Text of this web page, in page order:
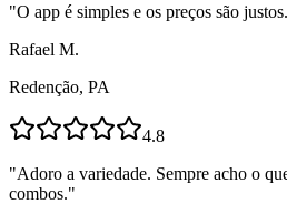
"O app é simples e os preços são
Rafael M.
Redenção, PA
4.8
"Adoro a variedade. Sempre acho o
combos."